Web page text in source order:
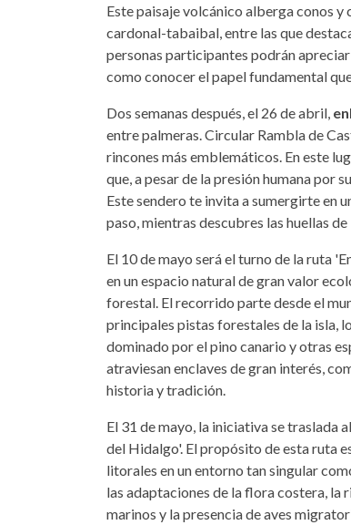
Este paisaje volcánico alberga conos y
cardonal-tabaibal, entre las que
personas participantes podrán
como conocer el papel fundamental
Dos semanas después, el 26 de abril,
entre palmeras. Circular Rambla de
rincones más emblemáticos. En este
que, a pesar de la presión humana por
Este sendero te invita a sumergirte en
paso, mientras descubres las huellas
El 10 de mayo será el turno de la ruta
en un espacio natural de gran valor
forestal. El recorrido parte desde el
principales pistas forestales de la isla,
dominado por el pino canario y otras
atraviesan enclaves de gran interés,
historia y tradición.
El 31 de mayo, la iniciativa se traslada
del Hidalgo'. El propósito de esta ruta
litorales en un entorno tan singular
las adaptaciones de la flora costera,
marinos y la presencia de aves